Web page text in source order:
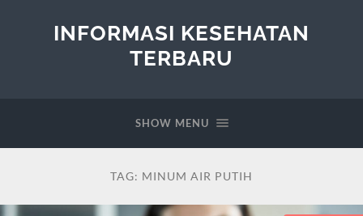
INFORMASI KESEHATAN
TERBARU
SHOW MENU
TAG: MINUM AIR PUTIH